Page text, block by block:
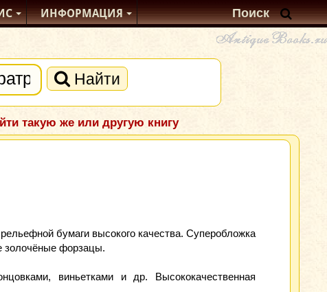
ИНФОРМАЦИЯ
Найти
такую же или другую книгу
бумаги высокого качества. Суперобложка
золочёные форзацы.
виньетками и др. Высококачественная